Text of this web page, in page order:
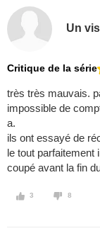
Un
Critique de la série
très très mauvais.
impossible de
a.
ils ont essayé de
le tout parfaitement
coupé avant la fin
3 8